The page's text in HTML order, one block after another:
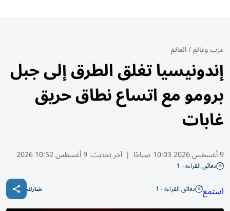
عرب وعالم/العالم
إندونيسيا تغلق الطرق إلى جبل
برومو مع اتساع نطاق حريق
غابات
9 أغسطس 2026 10:03 صباحًا | آخر تحديث:9 أغسطس 10:52 2026
دقائق القراءة - 1
استمع دقائق القراءة - 1 شارك